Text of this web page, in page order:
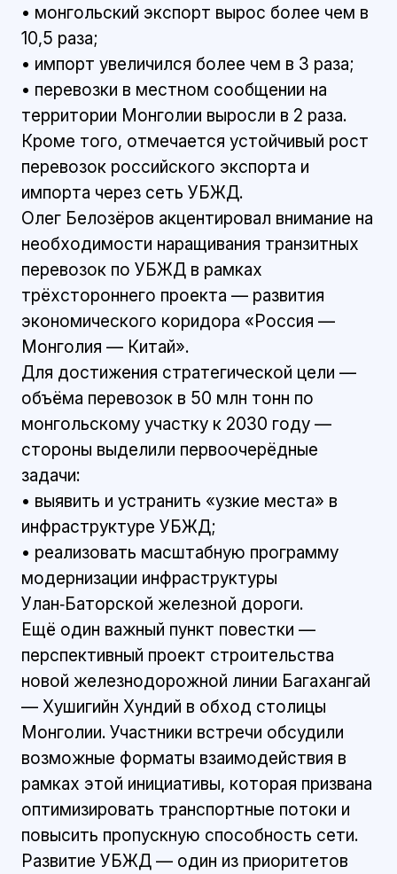
• монгольский экспорт вырос более чем в
10,5 раза;
• импорт увеличился более чем в 3 раза;
• перевозки в местном сообщении на
территории Монголии выросли в 2 раза.
Кроме того, отмечается устойчивый рост
перевозок российского экспорта и
импорта через сеть УБЖД.
Олег Белозёров акцентировал внимание на
необходимости наращивания транзитных
перевозок по УБЖД в рамках
трёхстороннего проекта — развития
экономического коридора «Россия —
Монголия — Китай».
Для достижения стратегической цели —
объёма перевозок в 50 млн тонн по
монгольскому участку к 2030 году —
стороны выделили первоочерёдные
задачи:
• выявить и устранить «узкие места» в
инфраструктуре УБЖД;
• реализовать масштабную программу
модернизации инфраструктуры
Улан‑Баторской железной дороги.
Ещё один важный пункт повестки —
перспективный проект строительства
новой железнодорожной линии Багахангай
— Хушигийн Хундий в обход столицы
Монголии. Участники встречи обсудили
возможные форматы взаимодействия в
рамках этой инициативы, которая призвана
оптимизировать транспортные потоки и
повысить пропускную способность сети.
Развитие УБЖД — один из приоритетов